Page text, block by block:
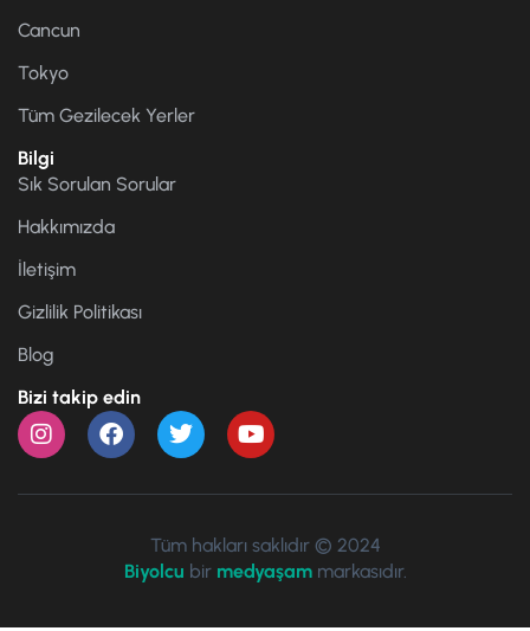
Cancun
Tokyo
Tüm Gezilecek Yerler
Bilgi
Sık Sorulan Sorular
Hakkımızda
İletişim
Gizlilik Politikası
Blog
Bizi takip edin
Tüm hakları saklıdır © 2024
Biyolcu bir medyaşammarkasıdır.